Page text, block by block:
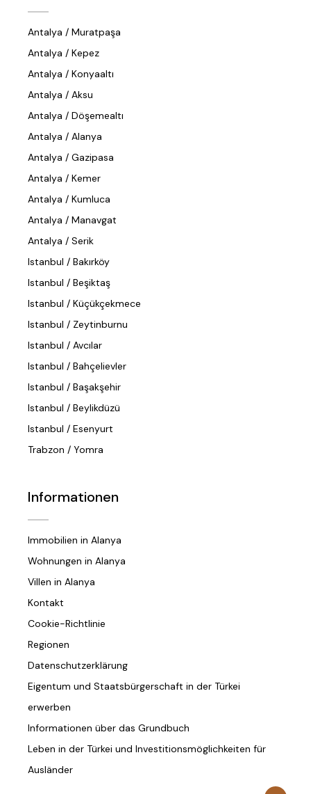
Antalya / Muratpaşa
Antalya / Kepez
Antalya / Konyaaltı
Antalya / Aksu
Antalya / Döşemealtı
Antalya / Alanya
Antalya / Gazipasa
Antalya / Kemer
Antalya / Kumluca
Antalya / Manavgat
Antalya / Serik
Istanbul / Bakırköy
Istanbul / Beşiktaş
Istanbul / Küçükçekmece
Istanbul / Zeytinburnu
Istanbul / Avcılar
Istanbul / Bahçelievler
Istanbul / Başakşehir
Istanbul / Beylikdüzü
Istanbul / Esenyurt
Trabzon / Yomra
Informationen
Immobilien in Alanya
Wohnungen in Alanya
Villen in Alanya
Kontakt
Cookie-Richtlinie
Regionen
Datenschutzerklärung
Eigentum und Staatsbürgerschaft in der Türkei
erwerben
Informationen über das Grundbuch
Leben in der Türkei und Investitionsmöglichkeiten für
Ausländer